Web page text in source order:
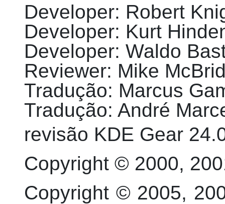
Developer: Robert
Developer: Kurt
Developer: Waldo
Reviewer: Mike
Tradução: Marcus
Tradução: André
revisão KDE Gear
Copyright © 2000,
Copyright © 2005,